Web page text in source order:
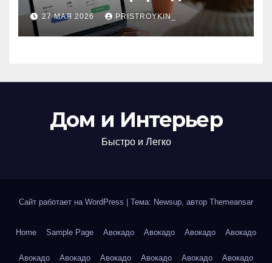
поиска авиабилетов и
железнодорожных
билетов
27 МАЯ 2026 PRISTROYKIN_
Дом и Интерьер
Быстро и Легко
Сайт работает на WordPress Тема: Newsup, автор Themeansar
Home Sample Page Авокадо Авокадо Авокадо Авокадо
Авокадо Авокадо Авокадо Авокадо Авокадо Авокадо